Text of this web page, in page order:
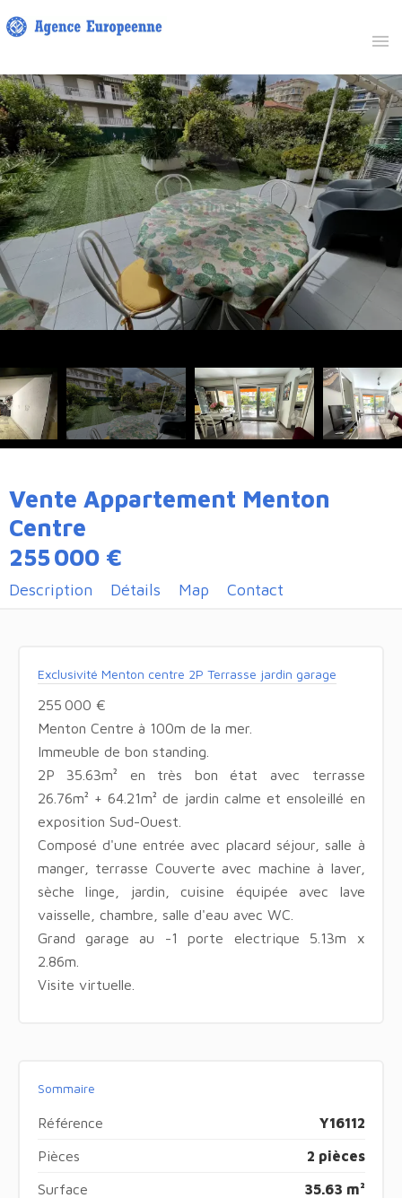
Vente Appartement Menton
Centre
255 000 €
Description Détails Map Contact
Exclusivité Menton centre 2P Terrasse jardin garage
255 000 €
Menton Centre à 100m de la mer.
Immeuble de bon standing.
2P 35.63m² en très bon état avec terrasse
26.76m² + 64.21m² de jardin calme et ensoleillé en
exposition Sud-Ouest.
Composé d'une entrée avec placard séjour, salle à
manger, terrasse Couverte avec machine à laver,
sèche linge, jardin, cuisine équipée avec lave
vaisselle, chambre, salle d'eau avec WC.
Grand garage au -1 porte electrique 5.13m x
2.86m.
Visite virtuelle.
Sommaire
Référence Y16112
Pièces 2 pièces
Surface 35.63 m²